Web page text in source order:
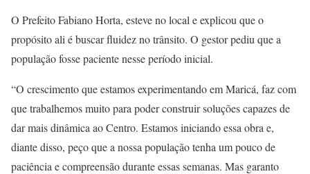
O Prefeito Fabiano Horta, esteve no local e explicou que o
propósito ali é buscar fluidez no trânsito. O gestor pediu que a
população fosse paciente nesse período inicial.
“O crescimento que estamos experimentando em Maricá, faz com
que trabalhemos muito para poder construir soluções capazes de
dar mais dinâmica ao Centro. Estamos iniciando essa obra e,
diante disso, peço que a nossa população tenha um pouco de
paciência e compreensão durante essas semanas. Mas garanto